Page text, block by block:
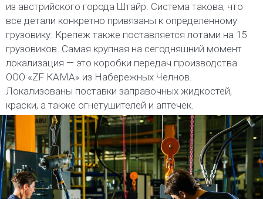
из австрийского города Штайр. Система такова, что
все детали конкретно привязаны к определенному
грузовику. Крепеж также поставляется лотами на 15
грузовиков. Самая крупная на сегодняшний момент
локализация — это коробки передач производства
ООО «ZF КАМА» из Набережных Челнов.
Локализованы поставки заправочных жидкостей,
краски, а также огнетушителей и аптечек.